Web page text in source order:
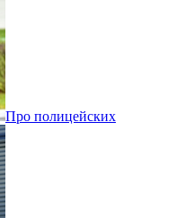
Про полицейских